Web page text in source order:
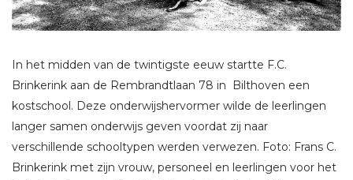
In het midden van de twintigste eeuw startte F.C.
Brinkerink aan de Rembrandtlaan 78 in Bilthoven een
kostschool. Deze onderwijshervormer wilde de leerlingen
langer samen onderwijs geven voordat zij naar
verschillende schooltypen werden verwezen. Foto: Frans C.
Brinkerink met zijn vrouw, personeel en leerlingen voor het